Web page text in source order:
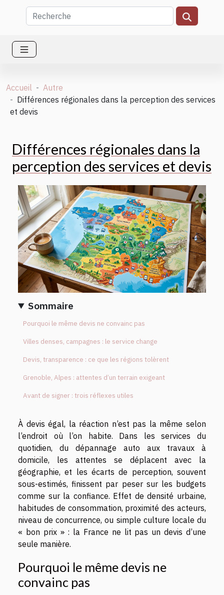
Accueil
Autre
Différences régionales dans la perception des services
et devis
Différences régionales dans la
perception des services et devis
Sommaire
Pourquoi le même devis ne convainc pas
Villes denses, campagnes : le service change
Devis, transparence : ce que les régions tolèrent
Grenoble, Alpes : attentes d’un terrain exigeant
Avant de signer : trois réflexes utiles
À devis égal, la réaction n’est pas la même selon
l’endroit où l’on habite. Dans les services du
quotidien, du dépannage auto aux travaux à
domicile, les attentes se déplacent avec la
géographie, et les écarts de perception, souvent
sous-estimés, finissent par peser sur les budgets
comme sur la confiance. Effet de densité urbaine,
habitudes de consommation, proximité des acteurs,
niveau de concurrence, ou simple culture locale du
« bon prix » : la France ne lit pas un devis d’une
seule manière.
Pourquoi le même devis ne
convainc pas